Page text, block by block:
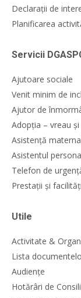
Declarații de
Planificarea
Servicii
Ajutoare sociale
Venit minim de
Ajutor de
Adopția – vreau
Asistență
Asistentul
Telefon de
Prestații și
Utile
Activitate &
Lista
Audiențe
Hotărâri de